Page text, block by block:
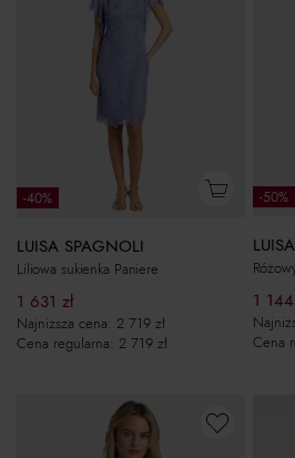
-40%
LUISA SPAGNOLI
Liliowa sukienka Paniere
1 631 zł
Najniższa cena: 2 719 zł
Cena regularna: 2 719 zł
-50%
1 144
Cena